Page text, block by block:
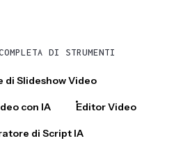
DI STRUMENTI
di Slideshow Video
con IA Editor Video
di Script IA